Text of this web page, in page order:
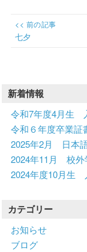
投
稿
ー
シ
ョ
ン
<< 前の記事
Previous
七夕
新着情報
令和7年度4月生
令和６年度卒業証
2025年2月 日本
2024年11月 校外
2024年度10月生
カテゴリー
お知らせ
ブログ